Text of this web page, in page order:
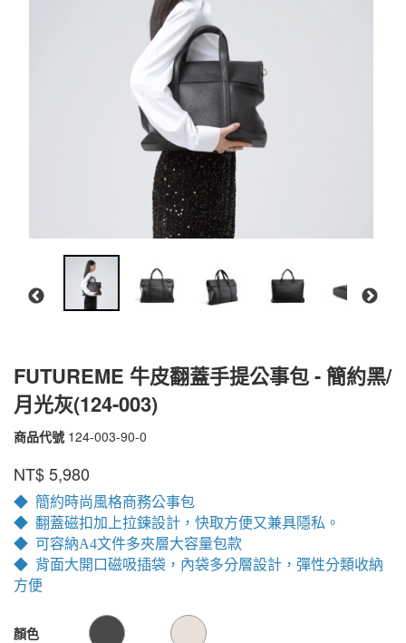
FUTUREME 牛皮翻蓋手提公事包 - 簡約黑/
月光灰(124-003)
商品代號 124-003-90-0
124-
90-
0
品牌 PEPPER'S
NT$5,980
◆ 簡約時尚風格商務公事包
◆ 翻蓋磁扣加上拉鍊設計，快取方便又兼具隱私。
◆ 可容納A4文件多夾層大容量包款
◆ 背面大開口磁吸插袋，內袋多分層設計，彈性分類收納
方便
GOODS000000000000001803779
顏色